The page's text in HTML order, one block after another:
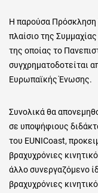
Η παρούσα Πρόσκληση
πλαίσιο της
της οποίας το
συγχρηματοδοτείται
Ευρωπαϊκής Ένωσης.
Συνολικά θα
σε υποψήφιους
του EUNICoast,
βραχυχρόνιες
άλλο συνεργαζόμενο
βραχυχρόνιες